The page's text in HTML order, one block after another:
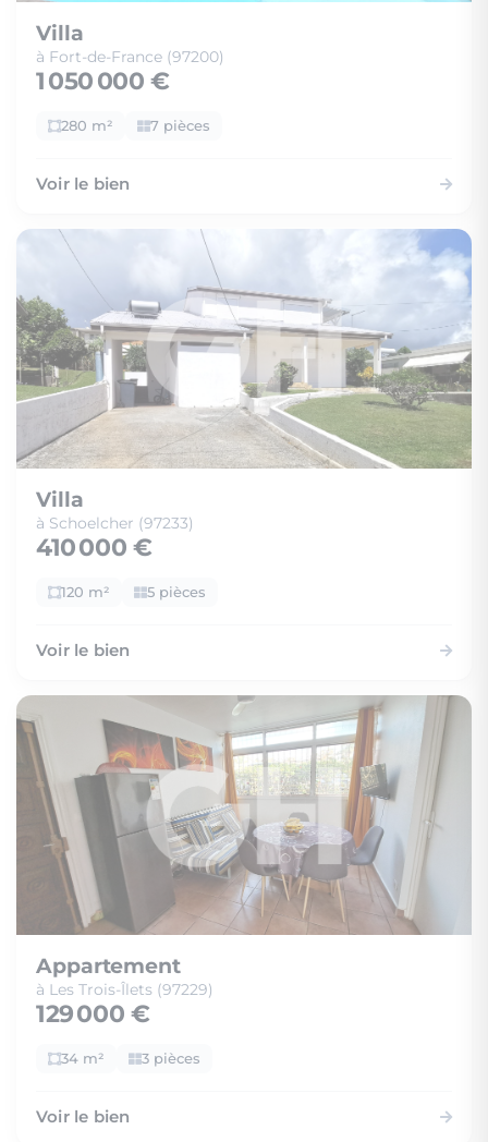
Villa
à Fort-de-France (97200)
1 050 000 €
280 m² 7 pièces
Voir le bien
Villa
à Schoelcher (97233)
410 000 €
120 m² 5 pièces
Voir le bien
Appartement
à Les Trois-Îlets (97229)
129 000 €
34 m² 3 pièces
Voir le bien